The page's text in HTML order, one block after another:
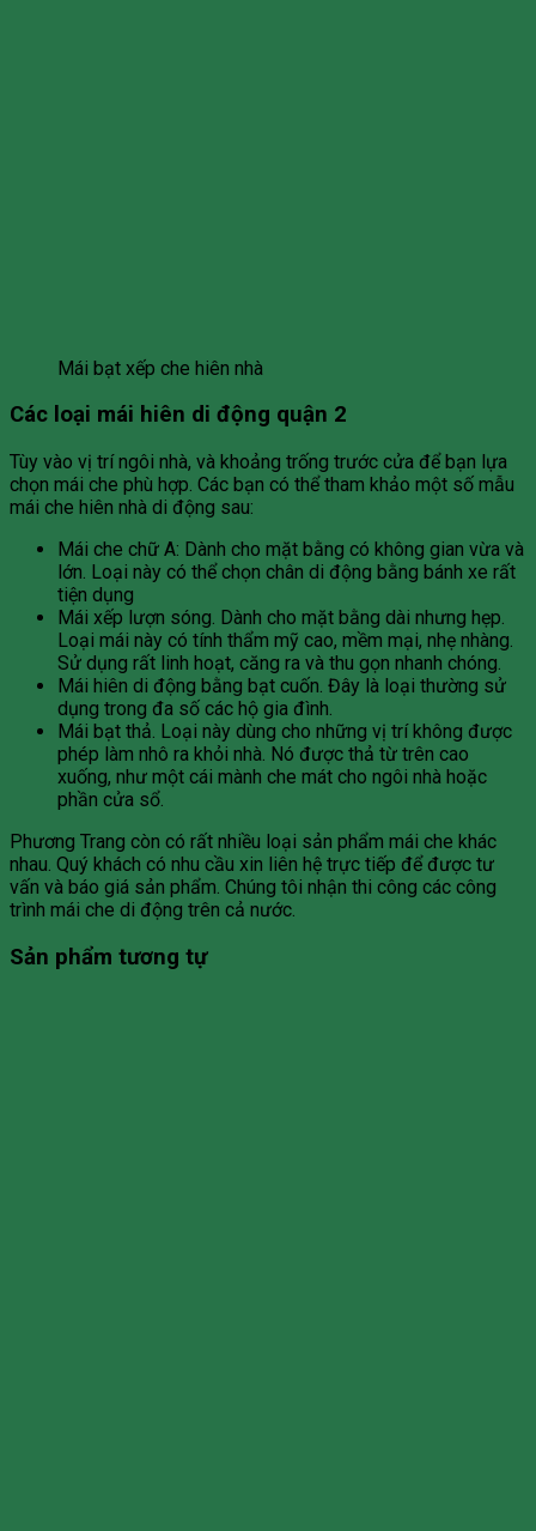
Mái bạt xếp che hiên nhà
Các loại mái hiên di động quận 2
Tùy vào vị trí ngôi nhà, và khoảng trống trước cửa để bạn lựa
chọn mái che phù hợp. Các bạn có thể tham khảo một số mẫu
mái che hiên nhà di động sau:
Mái che chữ A: Dành cho mặt bằng có không gian vừa và
lớn. Loại này có thể chọn chân di động bằng bánh xe rất
tiện dụng
Mái xếp lượn sóng. Dành cho mặt bằng dài nhưng hẹp.
Loại mái này có tính thẩm mỹ cao, mềm mại, nhẹ nhàng.
Sử dụng rất linh hoạt, căng ra và thu gọn nhanh chóng.
Mái hiên di động bằng bạt cuốn. Đây là loại thường sử
dụng trong đa số các hộ gia đình.
Mái bạt thả. Loại này dùng cho những vị trí không được
phép làm nhô ra khỏi nhà. Nó được thả từ trên cao
xuống, như một cái mành che mát cho ngôi nhà hoặc
phần cửa sổ.
Phương Trang còn có rất nhiều loại sản phẩm mái che khác
nhau. Quý khách có nhu cầu xin liên hệ trực tiếp để được tư
vấn và báo giá sản phẩm. Chúng tôi nhận thi công các công
trình mái che di động trên cả nước.
Sản phẩm tương tự